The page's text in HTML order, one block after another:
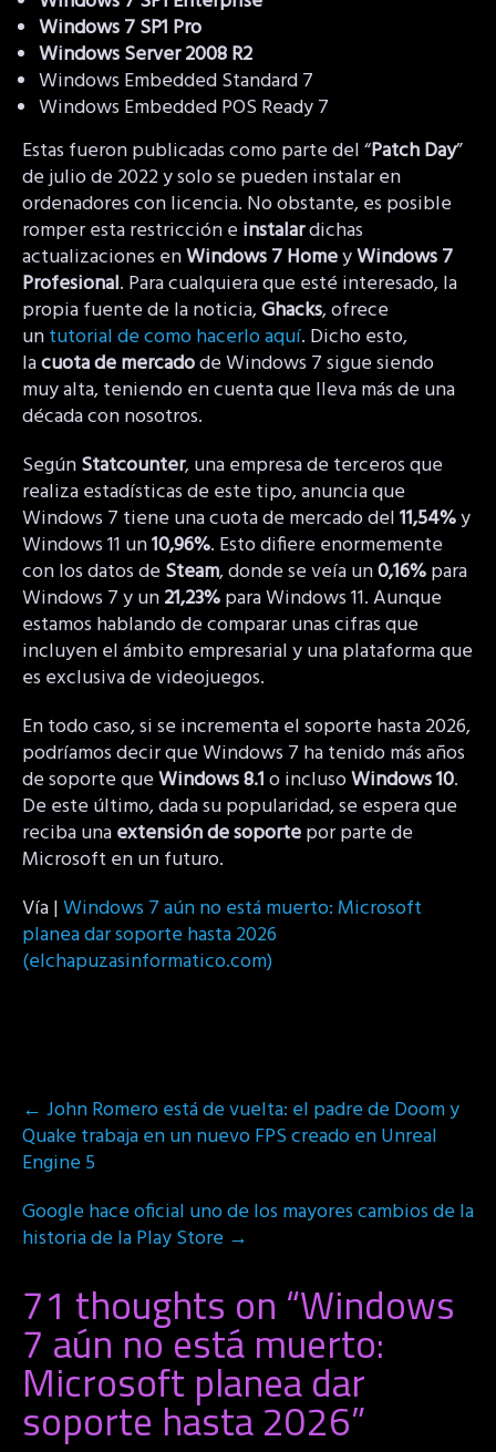
Windows 7 SP1 Pro
Windows Server 2008R2
Windows Embedded Standard 7
Windows Embedded POS Ready 7
Estas fueron publicadas como parte del “Patch Day”
de julio de 2022 y solo se pueden instalar en
ordenadores con licencia. No obstante, es posible
romper esta restricción einstalardichas
actualizaciones enWindows 7 HomeyWindows 7
Profesional. Para cualquiera que esté interesado, la
propia fuente de la noticia,Ghacks, ofrece
untutorial de como hacerlo aquí. Dicho esto,
lacuota de mercadode Windows 7 sigue siendo
muy alta, teniendo en cuenta que lleva más de una
década con nosotros.
SegúnStatcounter, una empresa de terceros que
realiza estadísticas de este tipo, anuncia que
Windows 7 tiene una cuota de mercado del11,54%y
Windows 11 un10,96%. Esto difiere enormemente
con los datos deSteam, donde se veía un0,16%para
Windows 7 y un21,23%para Windows 11. Aunque
estamos hablando de comparar unas cifras que
incluyen el ámbito empresarial y una plataforma que
es exclusiva de videojuegos.
En todo caso, si se incrementa el soporte hasta 2026,
podríamos decir que Windows 7 ha tenido más años
de soporte queWindows 8.1o inclusoWindows 10.
De este último, dada su popularidad, se espera que
reciba unaextensión de soportepor parte de
Microsoft en un futuro.
Vía |Windows 7 aún no está muerto: Microsoft
planea dar soporte hasta 2026
(elchapuzasinformatico.com)
Post
navigation
← John Romero está de vuelta: el padre de Doom y
Quake trabaja en un nuevo FPS creado en Unreal
Engine 5
Google hace oficial uno de los mayores cambios de la
historia de la Play Store →
71 thoughts on “Windows
7 aún no está muerto:
Microsoft planea dar
soporte hasta 2026”